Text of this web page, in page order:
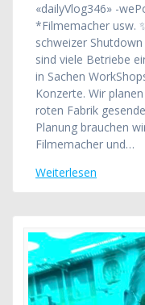
«dailyVlog346» -
*Filmemacher usw.
schweizer
sind viele Betriebe
in Sachen
Konzerte. Wir
roten Fabrik
Planung brauchen
Filmemacher und…
Weiterlesen